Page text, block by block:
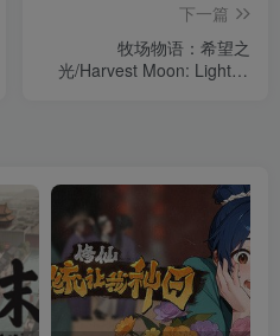
下一篇
牧场物语：希望之
光/Harvest Moon: Light of